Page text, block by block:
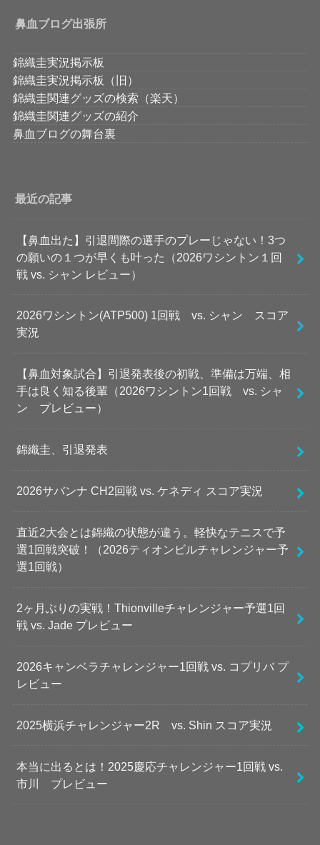
鼻血ブログ出張所
錦織圭実況掲示板
錦織圭実況掲示板（旧）
錦織圭関連グッズの検索（楽天）
錦織圭関連グッズの紹介
鼻血ブログの舞台裏
最近の記事
【鼻血出た】引退間際の選手のプレーじゃない！3つ
の願いの１つが早くも叶った（2026ワシントン１回
戦 vs. シャン レビュー）
2026ワシントン(ATP500) 1回戦 vs. シャン スコア
実況
【鼻血対象試合】引退発表後の初戦、準備は万端、相
手は良く知る後輩（2026ワシントン1回戦 vs. シャ
ン プレビュー）
錦織圭、引退発表
2026サバンナ CH2回戦 vs. ケネディ スコア実況
直近2大会とは錦織の状態が違う。軽快なテニスで予
選1回戦突破！（2026ティオンビルチャレンジャー予
選1回戦）
2ヶ月ぶりの実戦！Thionvilleチャレンジャー予選1回
戦 vs. Jade プレビュー
2026キャンベラチャレンジャー1回戦 vs. コプリバ プ
レビュー
2025横浜チャレンジャー2R vs. Shin スコア実況
本当に出るとは！2025慶応チャレンジャー1回戦 vs.
市川 プレビュー